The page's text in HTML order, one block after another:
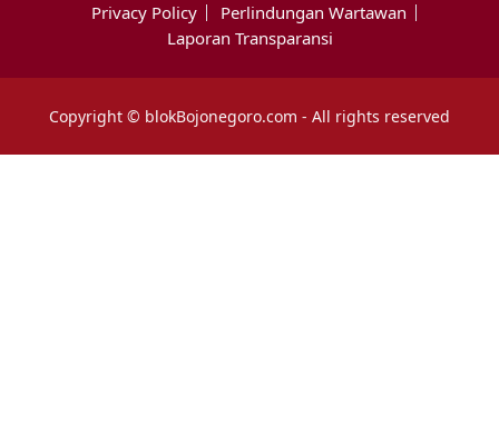
Privacy Policy
Perlindungan Wartawan
Laporan Transparansi
Copyright © blokBojonegoro.com - All rights reserved